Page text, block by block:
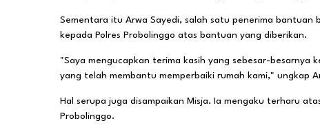
Sementara itu Arwa Sayedi, salah satu penerima bantuan
kepada Polres Probolinggo atas bantuan yang diberikan.
"Saya mengucapkan terima kasih yang sebesar-besarnya
yang telah membantu memperbaiki rumah kami," ungkap
Hal serupa juga disampaikan Misja. Ia mengaku terharu
Probolinggo.